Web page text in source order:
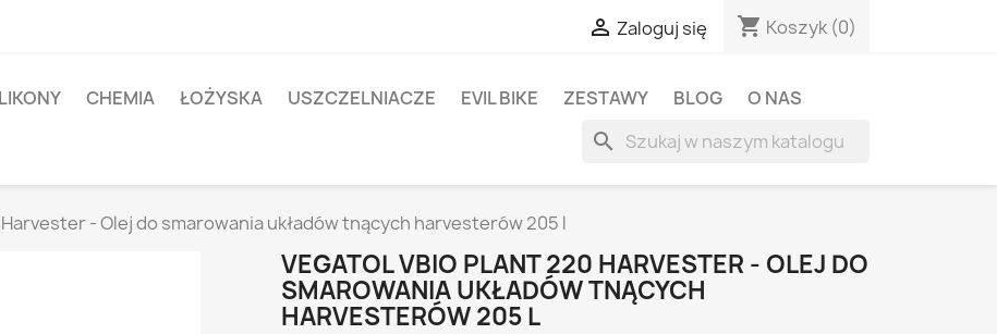
 Zaloguj się shopping_cart Koszyk (0)
CHEMIA ŁOŻYSKA USZCZELNIACZE EVIL BIKE ZESTAWY BLOG O NAS
search
- Olej do smarowania układów tnących harvesterów 205 l
VEGATOL VBIO PLANT 220 HARVESTER - OLEJ DO
SMAROWANIA UKŁADÓW TNĄCYCH
HARVESTERÓW 205 L